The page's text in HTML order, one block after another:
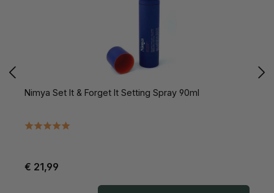
Nimya Set It & Forget It Setting Spray 90ml
€ 21,99